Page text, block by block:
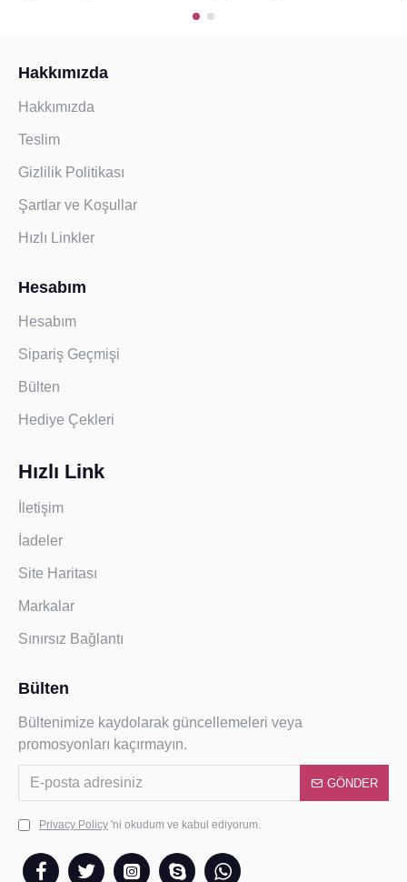
Hakkımızda
Hakkımızda
Teslim
Gizlilik Politikası
Şartlar ve Koşullar
Hızlı Linkler
Hesabım
Hesabım
Sipariş Geçmişi
Bülten
Hediye Çekleri
Hızlı Link
İletişim
İadeler
Site Haritası
Markalar
Sınırsız Bağlantı
Bülten
Bültenimize kaydolarak güncellemeleri veya
promosyonları kaçırmayın.
GÖNDER
Privacy Policy 'ni okudum ve kabul ediyorum.